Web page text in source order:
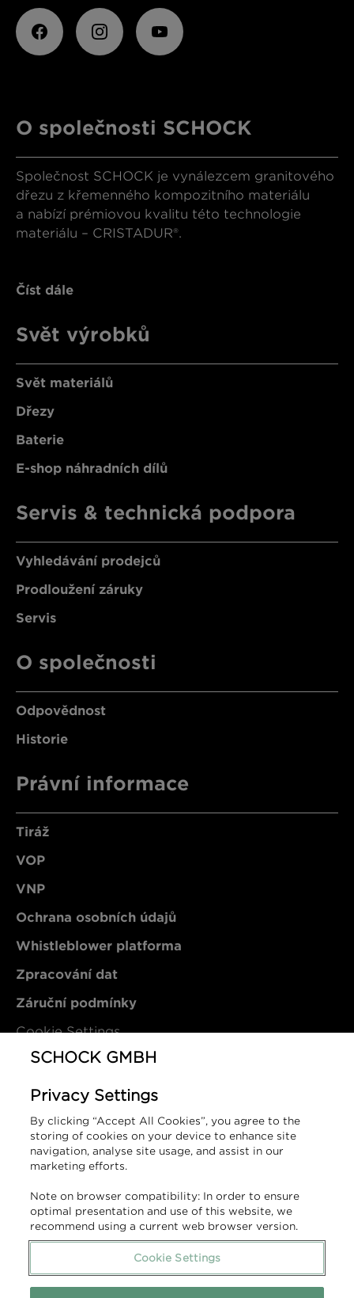
O společnosti SCHOCK
Společnost SCHOCK je vynálezcem granitového
dřezu z křemenného kompozitního materiálu
a nabízí prémiovou kvalitu této technologie
materiálu – CRISTADUR®.
Číst dále
Svět výrobků
Svět materiálů
Dřezy
Baterie
E-shop náhradních dílů
Servis & technická podpora
Vyhledávání prodejců
Prodloužení záruky
Servis
O společnosti
Odpovědnost
Historie
Právní informace
Tiráž
VOP
VNP
Ochrana osobních údajů
Whistleblower platforma
Zpracování dat
Záruční podmínky
Cookie Settings
SCHOCK GmbH
Hofbauerstraße 1
94209 Regen
Německo
T (DE): +49 9921 600-0
T (SK): +421 910 177 843
Kontaktní formulář
SCHOCK GMBH
Privacy Settings
By clicking “Accept All Cookies”, you agree to the
storing of cookies on your device to enhance site
navigation, analyse site usage, and assist in our
marketing efforts.
Note on browser compatibility: In order to ensure
optimal presentation and use of this website, we
recommend using a current web browser version.
Cookie Settings